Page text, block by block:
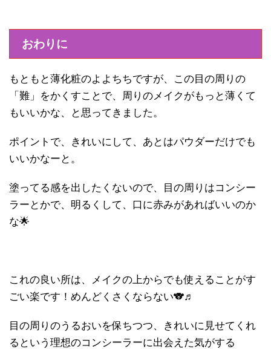
おわりに
もともと薄化粧のよよちちですが、この目の周りの
「難」をかくすことで、周りのメイクがもっと薄くて
もいいかな、と思ってきました。
ポイントで、きれいにして、あとはパウダーだけでも
いいかなーと。
塗ってる感を出したくないので、目の周りはコンシー
ラーとかで、明るくして、口に赤みがあればいいのか
な🌟
これの良い所は、メイクの上からでも使えることがす
ごい楽です！めんどくさくならない🐨♬
目の周りのうるおいを保ちつつ、きれいに見せてくれ
るという理想のコンシーラーに出会えた気がする